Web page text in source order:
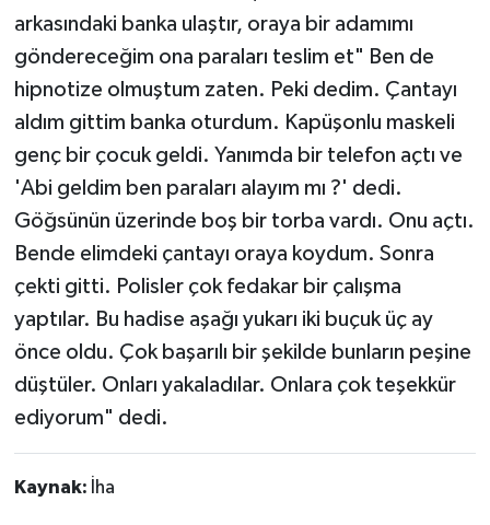
arkasındaki banka ulaştır, oraya bir adamımı
göndereceğim ona paraları teslim et" Ben de
hipnotize olmuştum zaten. Peki dedim. Çantayı
aldım gittim banka oturdum. Kapüşonlu maskeli
genç bir çocuk geldi. Yanımda bir telefon açtı ve
'Abi geldim ben paraları alayım mı ?' dedi.
Göğsünün üzerinde boş bir torba vardı. Onu açtı.
Bende elimdeki çantayı oraya koydum. Sonra
çekti gitti. Polisler çok fedakar bir çalışma
yaptılar. Bu hadise aşağı yukarı iki buçuk üç ay
önce oldu. Çok başarılı bir şekilde bunların peşine
düştüler. Onları yakaladılar. Onlara çok teşekkür
ediyorum" dedi.
Kaynak: İha